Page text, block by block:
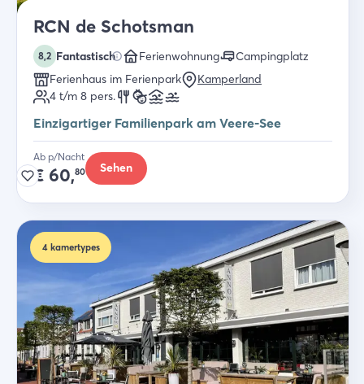
RCN de Schotsman
8,2 Fantastisch Ferienwohnung
Campingplatz
Ferienhaus im Ferienpark
Kamperland
4 t/m 8 pers.
Einzigartiger Familienpark am Veere-See
Ab p/Nacht
€ 60,80 Sehen
4 kamertypes